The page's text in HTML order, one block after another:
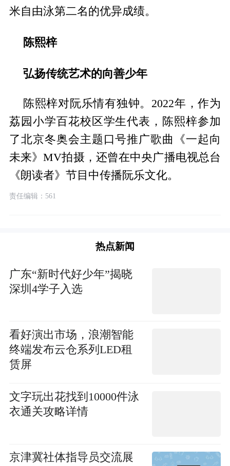
米自由泳第二名的优异成绩。
陈熙梓
弘扬传统艺术的向善少年
陈熙梓对阮乐情有独钟。2022年，作为
荔园小学百花校区学生代表，陈熙梓参加
了北京冬奥会主题口号推广歌曲《一起向
未来》MV拍摄，还曾在中央广播电视总台
《朗读者》节目中传播阮乐文化。
责任编辑：561
热点新闻
广东“新时代好少年”揭晓
深圳4学子入选
看好演出市场，浪潮智能
终端发布云仓系列LED租
赁屏
文字玩出花找到10000件泳
衣通关攻略详情
京津冀社体指导员交流展